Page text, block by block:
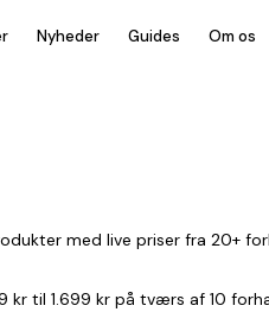
Nyheder Guides Om os
med live priser fra 20+
kr til 1.699 kr på tværs af 10